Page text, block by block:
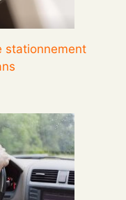
stationnement